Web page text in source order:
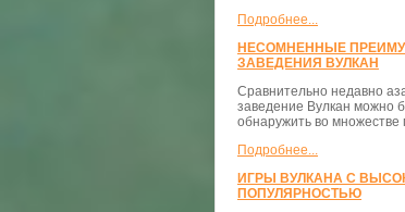
Подробнее...
НЕСОМНЕННЫЕ
ЗАВЕДЕНИЯ ВУЛКАН
Сравнительно недавно
заведение Вулкан можно
обнаружить во множестве
Подробнее...
ИГРЫ ВУЛКАНА С
ПОПУЛЯРНОСТЬЮ